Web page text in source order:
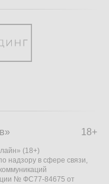
18+
(18+)
надзору в сфере связи,
№ ФС77-84675 от